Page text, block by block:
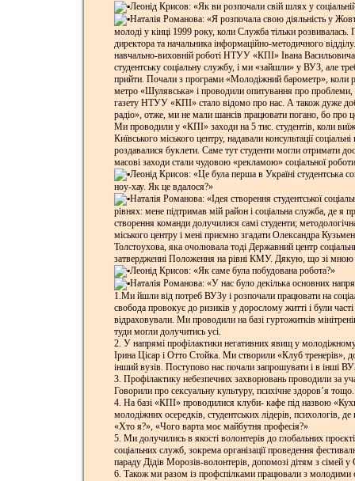
Леонід Крисов: «Як ви розпочали свій шлях у
Наталія Романова: «Я розпочала свою діяльність у
молоді у кінці 1999 року, коли Служба тільки розвивалась.
директора та начальника інформаційно-методичного
навчально-виховній роботі НТУУ «КПІ» Івана
студентську соціальну службу, і ми «зайшли» у ВУЗ, але
прийти. Почали з програми «Молодіжний барометр», коли
метро «Шулявська» і проводили опитування про
газету НТУУ «КПІ» стало відомо про нас. А також дуже
радіо», отже, ми не мали шансів працювати погано, бо про
Ми проводили у «КПІ» заходи на 5 тис. студентів, коли
Київського міського центру, надавали консультації
роздавалися буклети. Саме тут студенти могли отримати
масові заходи стали чудовою «рекламою» соціальної
️Леонід Крисов: «Це була перша в Україні студентська
ноу-хау. Як це вдалося?»
Наталія Романова: «Ідея створення студентської
рівнях: мене підтримав мій район і соціальна служба, де я
створення команди долучилися самі студенти;
міського центру і мені приємно згадати Олександра
Толстоухова, яка очолювала тоді Державний центр
затвердженні Положення на рівні КМУ. Дякую, що зі мною
Леонід Крисов: «Як саме була побудована робота?»
Наталія Романова: «У нас було декілька основних
1.Ми йшли від потреб ВУЗу і розпочали працювати на
свобода провокує до ризиків у дорослому житті і були
відраховували. Ми проводили на базі гуртожитків
туди могли долучитись усі.
2. У напрямі профілактики негативних явищ у
Ірина Цісар і Отто Стойка. Ми створили «Клуб тренерів»,
інший вузів. Поступово нас почали запрошувати і в інші
3. Профілактику небезпечних захворювань проводили за
Говорили про сексуальну культуру, психічне здоров’я тощо.
4. На базі «КПІ» проводилися клуби- кафе під назвою
молодіжних осередків, студентських лідерів, психологів,
«Хто я?», «Чого варта моє майбутня професія?»
5. Ми долучились в якості волонтерів до глобальних
соціальних служб, зокрема організації проведення
параду Дідів Морозів-волонтерів, допомозі дітям з сімей
6. Також ми разом із профспілками працювали з молодими